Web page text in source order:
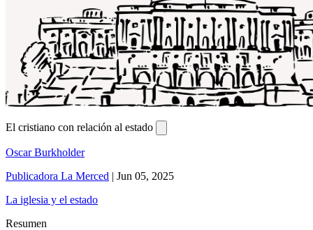
El cristiano con relación al estado
Oscar Burkholder
Publicadora La Merced | Jun 05, 2025
La iglesia y el estado
Resumen